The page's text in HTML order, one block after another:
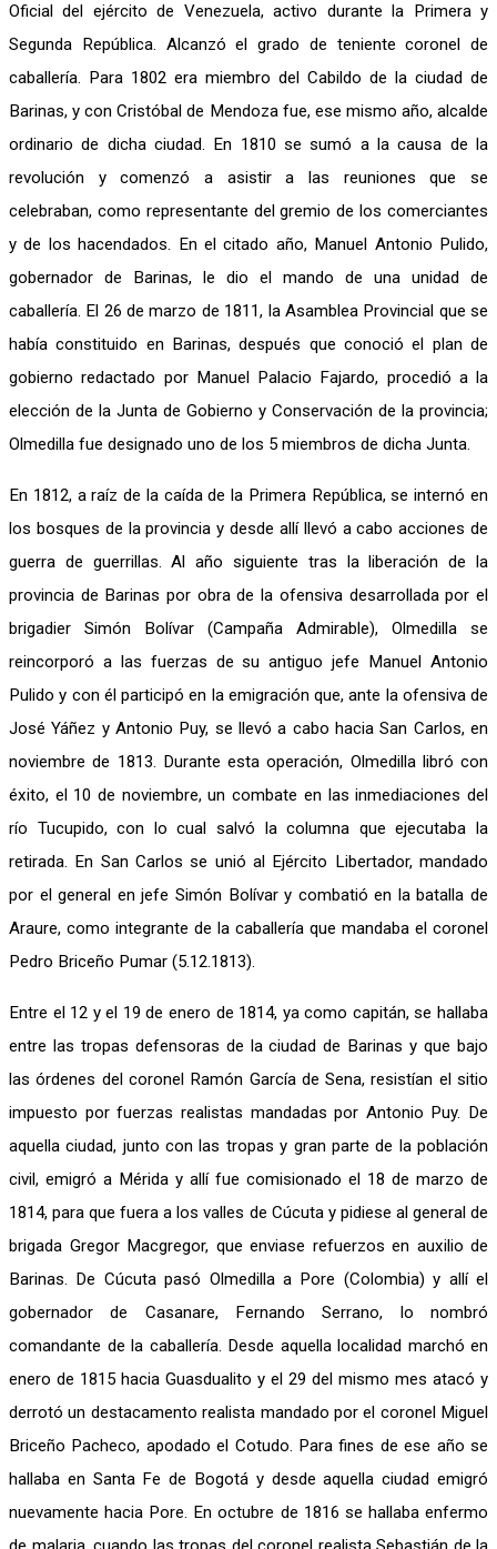
Oficial del ejército de Venezuela, activo durante la Primera y
Segunda República. Alcanzó el grado de teniente coronel de
caballería. Para 1802 era miembro del Cabildo de la ciudad de
Barinas, y con Cristóbal de Mendoza fue, ese mismo año, alcalde
ordinario de dicha ciudad. En 1810 se sumó a la causa de la
revolución y comenzó a asistir a las reuniones que se
celebraban, como representante del gremio de los comerciantes
y de los hacendados. En el citado año, Manuel Antonio Pulido,
gobernador de Barinas, le dio el mando de una unidad de
caballería. El 26 de marzo de 1811, la Asamblea Provincial que se
había constituido en Barinas, después que conoció el plan de
gobierno redactado por Manuel Palacio Fajardo, procedió a la
elección de la Junta de Gobierno y Conservación de la provincia;
Olmedilla fue designado uno de los 5 miembros de dicha Junta.
En 1812, a raíz de la caída de la Primera República, se internó en
los bosques de la provincia y desde allí llevó a cabo acciones de
guerra de guerrillas. Al año siguiente tras la liberación de la
provincia de Barinas por obra de la ofensiva desarrollada por el
brigadier Simón Bolívar (Campaña Admirable), Olmedilla se
reincorporó a las fuerzas de su antiguo jefe Manuel Antonio
Pulido y con él participó en la emigración que, ante la ofensiva de
José Yáñez y Antonio Puy, se llevó a cabo hacia San Carlos, en
noviembre de 1813. Durante esta operación, Olmedilla libró con
éxito, el 10 de noviembre, un combate en las inmediaciones del
río Tucupido, con lo cual salvó la columna que ejecutaba la
retirada. En San Carlos se unió al Ejército Libertador, mandado
por el general en jefe Simón Bolívar y combatió en la batalla de
Araure, como integrante de la caballería que mandaba el coronel
Pedro Briceño Pumar (5.12.1813).
Entre el 12 y el 19 de enero de 1814, ya como capitán, se hallaba
entre las tropas defensoras de la ciudad de Barinas y que bajo
las órdenes del coronel Ramón García de Sena, resistían el sitio
impuesto por fuerzas realistas mandadas por Antonio Puy. De
aquella ciudad, junto con las tropas y gran parte de la población
civil, emigró a Mérida y allí fue comisionado el 18 de marzo de
1814, para que fuera a los valles de Cúcuta y pidiese al general de
brigada Gregor Macgregor, que enviase refuerzos en auxilio de
Barinas. De Cúcuta pasó Olmedilla a Pore (Colombia) y allí el
gobernador de Casanare, Fernando Serrano, lo nombró
comandante de la caballería. Desde aquella localidad marchó en
enero de 1815 hacia Guasdualito y el 29 del mismo mes atacó y
derrotó un destacamento realista mandado por el coronel Miguel
Briceño Pacheco, apodado el Cotudo. Para fines de ese año se
hallaba en Santa Fe de Bogotá y desde aquella ciudad emigró
nuevamente hacia Pore. En octubre de 1816 se hallaba enfermo